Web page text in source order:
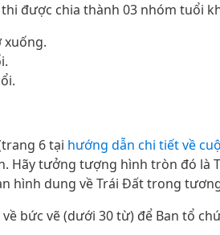
được chia thành 03 nhóm tuổi
xuống.
6 tại hướng dẫn chi tiết về
Hãy tưởng tượng hình tròn đó là
hình dung về Trái Đất trong
bức vẽ (dưới 30 từ) để Ban tổ